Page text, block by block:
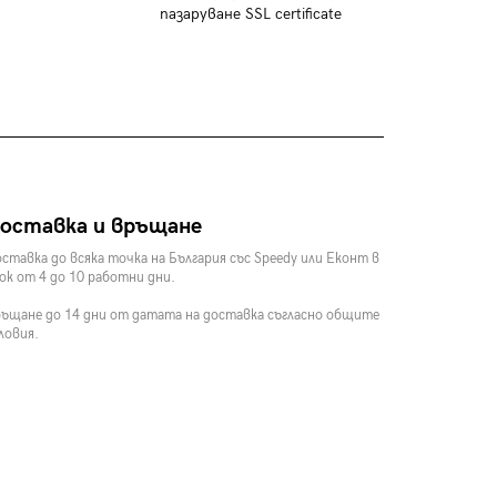
пазаруване SSL certificate
и връщане
до всяка точка на България със Speedy или Еконт в
от 4 до 10 работни дни.
до 14 дни от датата на доставка съгласно общите